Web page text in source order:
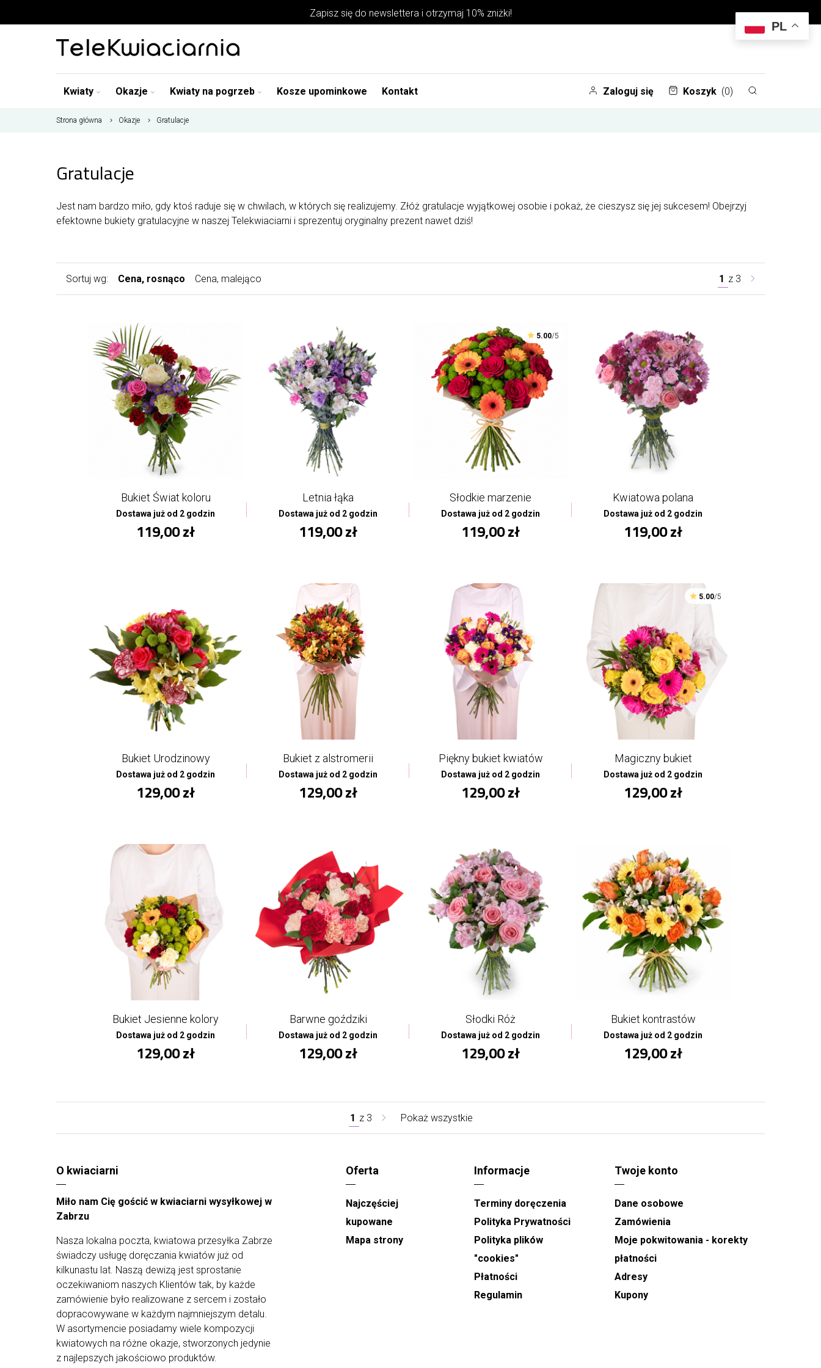
Zapisz się do newslettera i otrzymaj 10% zniżki!
Kwiaty Okazje Kwiaty na pogrzeb Kosze upominkowe Kontakt Zaloguj się Koszyk (0)
Strona główna Okazje Gratulacje
Gratulacje
Jest nam bardzo miło, gdy ktoś raduje się w chwilach, w których się realizujemy. Złóż gratulacje wyjątkowej osobie i pokaż, że cieszysz się jej sukcesem! Obejrzyj
efektowne bukiety gratulacyjne w naszej Telekwiaciarni i sprezentuj oryginalny prezent nawet dziś!
Sortuj wg: Cena, rosnąco Cena, malejąco 1 z 3
Bukiet Świat koloru
Dostawa już od 2 godzin
119,00 zł
Letnia łąka
Dostawa już od 2 godzin
119,00 zł
5.00/5
Słodkie marzenie
Dostawa już od 2 godzin
119,00 zł
Kwiatowa polana
Dostawa już od 2 godzin
119,00 zł
Bukiet Urodzinowy
Dostawa już od 2 godzin
129,00 zł
Bukiet z alstromerii
Dostawa już od 2 godzin
129,00 zł
Piękny bukiet kwiatów
Dostawa już od 2 godzin
129,00 zł
5.00/5
Magiczny bukiet
Dostawa już od 2 godzin
129,00 zł
Bukiet Jesienne kolory
Dostawa już od 2 godzin
129,00 zł
Barwne goździki
Dostawa już od 2 godzin
129,00 zł
Słodki Róż
Dostawa już od 2 godzin
129,00 zł
Bukiet kontrastów
Dostawa już od 2 godzin
129,00 zł
1 z 3 Pokaż wszystkie
O kwiaciarni
Miło nam Cię gościć w kwiaciarni wysyłkowej w
Zabrzu
Nasza lokalna poczta, kwiatowa przesyłka Zabrze
świadczy usługę doręczania kwiatów już od
kilkunastu lat. Naszą dewizą jest sprostanie
oczekiwaniom naszych Klientów tak, by każde
zamówienie było realizowane z sercem i zostało
dopracowywane w każdym najmniejszym detalu.
W asortymencie posiadamy wiele kompozycji
kwiatowych na różne okazje, stworzonych jedynie
z najlepszych jakościowo produktów.
Oferta
Najczęściej
kupowane
Mapa strony
Informacje
Terminy doręczenia
Polityka Prywatności
Polityka plików
"cookies"
Płatności
Regulamin
Twoje konto
Dane osobowe
Zamówienia
Moje pokwitowania - korekty
płatności
Adresy
Kupony
PL